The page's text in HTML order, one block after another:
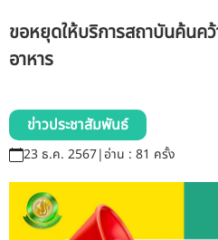
บุคลากรสถาบัน
ระบบสารสนเทศ (ใน)
ติดต่อเรา
สายตรงผู้บริหาร
ขอหยุดให้บริการสถาบันค้น
อาหาร
ข่าวประชาสัมพันธ์
23 ธ.ค. 2567|อ่าน : 81 ครั้ง